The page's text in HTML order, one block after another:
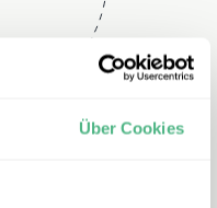
Über Cookies